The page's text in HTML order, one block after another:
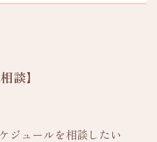
談】
ジュールを相談したい